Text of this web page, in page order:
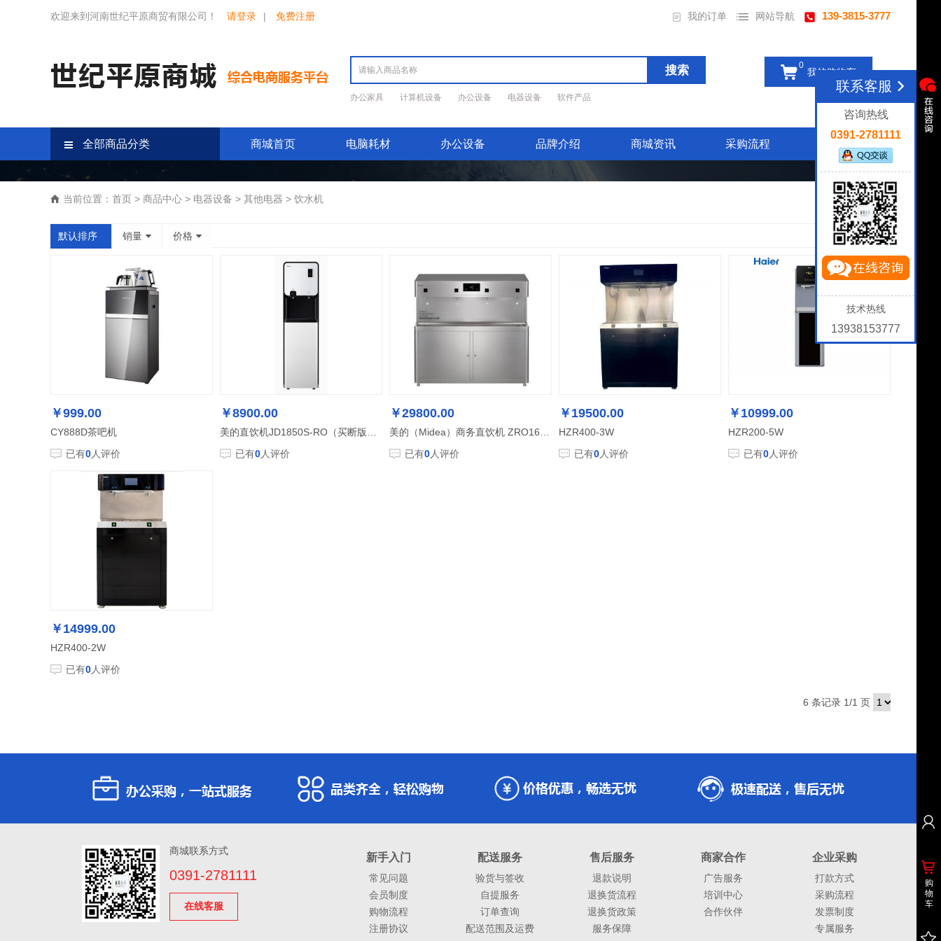
欢迎来到河南世纪平原商贸有限公司！ 请登录 | 免费注册 我的订单 网站导航 139-3815-3777
办公家具 计算机设备 办公设备 电器设备 软件产品
我的购物车
0
全部商品分类 商城首页 电脑耗材 办公设备 品牌介绍 商城资讯 采购流程
当前位置： 首页 > 商品中心 > 电器设备 > 其他电器 > 饮水机
默认排序 销量 价格 6 件商品
￥999.00
CY888D茶吧机
已有0人评价
￥8900.00
已有0人评价
￥29800.00
已有0人评价
￥19500.00
HZR400-3W
已有0人评价
￥10999.00
HZR200-5W
已有0人评价
￥14999.00
HZR400-2W
已有0人评价
6 条记录 1/1 页
商城联系方式
0391-2781111
在线客服
新手入门
常见问题
会员制度
购物流程
注册协议
配送服务
验货与签收
自提服务
订单查询
配送范围及运费
售后服务
退款说明
退换货流程
退换货政策
服务保障
商家合作
广告服务
培训中心
合作伙伴
企业采购
打款方式
采购流程
发票制度
专属服务
联系客服
咨询热线
0391-2781111
技术热线
13938153777
购
物
车